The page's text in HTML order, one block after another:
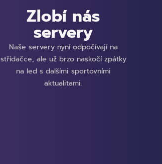
Zlobí nás
servery
Naše servery nyní odpočívají na
střídačce, ale už brzo naskočí zpátky
na led s dalšími sportovními
aktualitami.